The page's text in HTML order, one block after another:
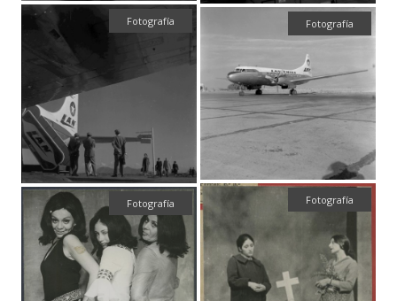
Fotografía Fotografía
Fotografía
Fotografía